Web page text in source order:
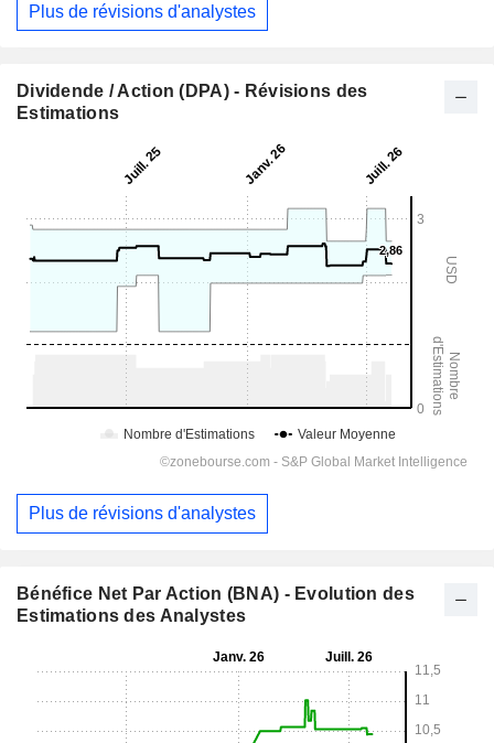
Plus de révisions d'analystes
Dividende / Action (DPA) - Révisions des
Estimations
Plus de révisions d'analystes
Bénéfice Net Par Action (BNA) - Evolution des
Estimations des Analystes